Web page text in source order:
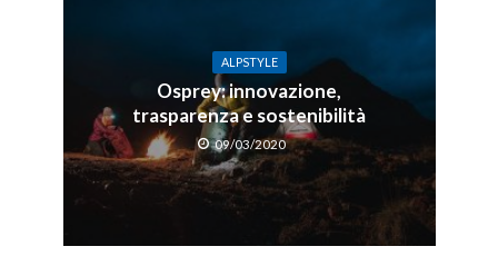
ALPSTYLE
Osprey: innovazione,
trasparenza e sostenibilità
09/03/2020